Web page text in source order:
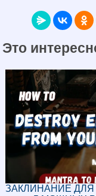
Это
ЗАКЛИНАНИЕ